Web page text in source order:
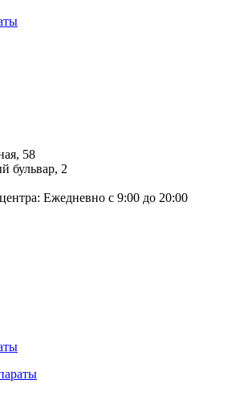
58
бульвар, 2
Ежедневно с 9:00 до 20:00